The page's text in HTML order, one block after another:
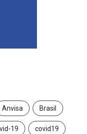
Anvisa Brasil
19 covid19